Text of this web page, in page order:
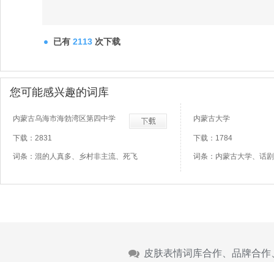
已有 2113 次下载
您可能感兴趣的词库
内蒙古乌海市海勃湾区第四中学
下载：2831
词条：混的人真多、乡村非主流、死飞
内蒙古大学
下载：1784
词条：内蒙古大学、话
皮肤表情词库合作、品牌合